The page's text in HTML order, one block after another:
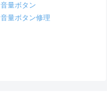
音量ボタン
音量ボタン修理